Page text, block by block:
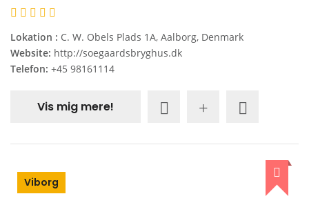
Lokation : C. W. Obels Plads 1A, Aalborg, Denmark
Website: http://soegaardsbryghus.dk
Telefon: +45 98161114
Vis mig mere!
Viborg